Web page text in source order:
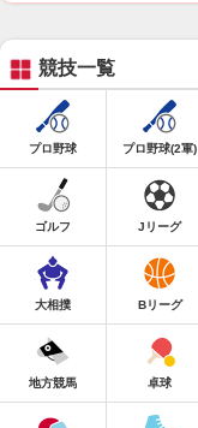
競技一覧
プロ野球 プロ野球(2軍)
ゴルフ Jリーグ
大相撲 Bリーグ
地方競馬 卓球